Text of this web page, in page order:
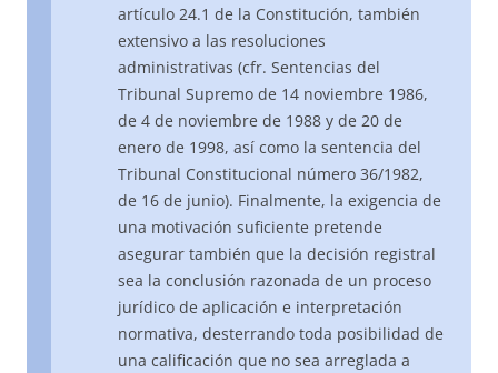
artículo 24.1 de la Constitución, también
extensivo a las resoluciones
administrativas (cfr. Sentencias del
Tribunal Supremo de 14 noviembre 1986,
de 4 de noviembre de 1988 y de 20 de
enero de 1998, así como la sentencia del
Tribunal Constitucional número 36/1982,
de 16 de junio). Finalmente, la exigencia de
una motivación suficiente pretende
asegurar también que la decisión registral
sea la conclusión razonada de un proceso
jurídico de aplicación e interpretación
normativa, desterrando toda posibilidad de
una calificación que no sea arreglada a